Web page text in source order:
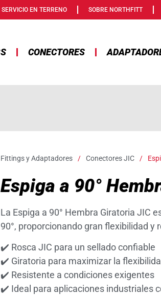
SERVICIO EN TERRENO SOBRE NORTHFITT
CONECTORES
Fittings y Adaptadores / Conectores JIC /
Espiga a 90°
La Espiga a 90° Hembra Giratoria JIC
90°, proporcionando gran flexibilidad
✔️ Rosca JIC para un sellado confiable
✔️ Giratoria para maximizar la
✔️ Resistente a condiciones exigentes
✔️ Ideal para aplicaciones industriales